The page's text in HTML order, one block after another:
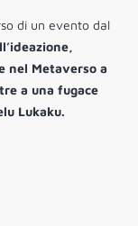
di un evento dal
nel Metaverso a
a una fugace
Lukaku.